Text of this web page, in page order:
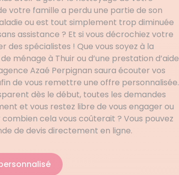
votre famille a perdu une partie de son
ou est tout simplement trop diminuée
assistance ? Et si vous décrochiez votre
spécialistes ! Que vous soyez à la
ménage à Thuir ou d’une prestation d’aide
Azaé Perpignan saura écouter vos
de vous remettre une offre personnalisée.
dès le début, toutes les demandes
et vous restez libre de vous engager ou
combien cela vous coûterait ? Vous pouvez
de devis directement en ligne.